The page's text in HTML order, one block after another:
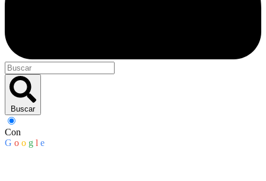
Buscar
Con
G o o g l e